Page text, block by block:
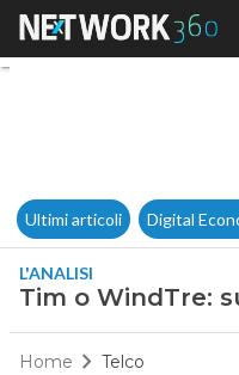
Ultimi articoli Digital
L'ANALISI
Tim o WindTre:
Home Telco